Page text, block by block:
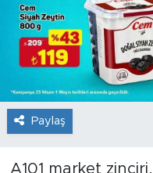
Paylaş
A101 market